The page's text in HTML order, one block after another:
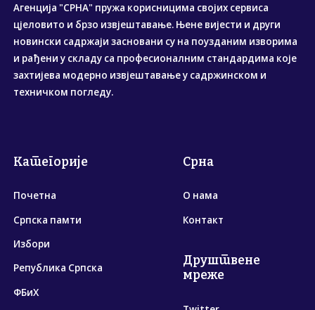
Агенција "СРНА" пружа корисницима својих сервиса
цјеловито и брзо извјештавање. Њене вијести и други
новински садржаји засновани су на поузданим изворима
и рађени у складу са професионалним стандардима које
захтијева модерно извјештавање у садржинском и
техничком погледу.
Категорије
Почетна
Српска памти
Избори
Република Српска
ФБиХ
Срна
О нама
Контакт
Друштвене
мреже